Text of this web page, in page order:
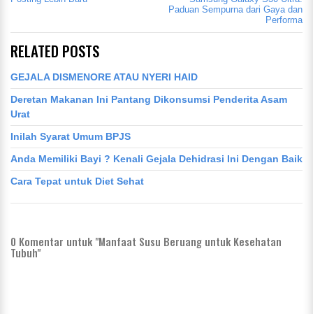
Paduan Sempurna dari Gaya dan
Performa
RELATED POSTS
GEJALA DISMENORE ATAU NYERI HAID
Deretan Makanan Ini Pantang Dikonsumsi Penderita Asam
Urat
Inilah Syarat Umum BPJS
Anda Memiliki Bayi ? Kenali Gejala Dehidrasi Ini Dengan Baik
Cara Tepat untuk Diet Sehat
0 Komentar untuk "Manfaat Susu Beruang untuk Kesehatan
Tubuh"